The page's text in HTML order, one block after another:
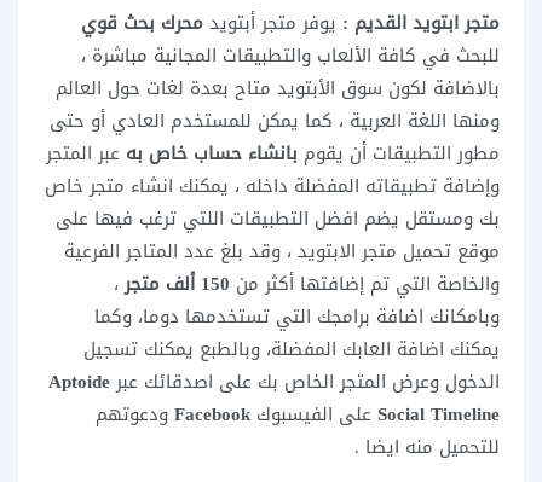
متجر ابتويد القديم : يوفر متجر أبتويدمحرك بحث قوي
للبحث في كافة الألعاب والتطبيقات المجانية مباشرة ،
بالاضافة لكون سوق الأبتويد متاح بعدة لغات حول العالم
ومنها اللغة العربية ، كما يمكن للمستخدم العادي أو حتى
مطور التطبيقات أن يقوم بانشاء حساب خاص به عبر المتجر
وإضافة تطبيقاته المفضلة داخله ، يمكنك انشاء متجر خاص
بك ومستقل يضم افضل التطبيقات اللتي ترغب فيها على
موقع تحميل متجر الابتويد ، وقد بلغ عدد المتاجر الفرعية
والخاصة التي تم إضافتها أكثر من 150 ألف متجر
،
وبامكانك اضافة برامجك التي تستخدمها دوما، وكما
يمكنك اضافة العابك المفضلة، وبالطبع يمكنك تسجيل
الدخول وعرض المتجر الخاص بك على اصدقائك عبرAptoide
Social Timeline على الفيسبوكFacebookودعوتهم
للتحميل منه ايضا .